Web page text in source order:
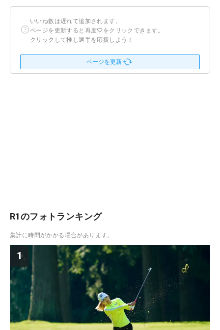
いいね数は遅れて追加されます。
ページを更新すると再度♡をクリックできます。
クリックして推し選手を応援しよう！
ページを更新
R1のフォトランキング
集計に時間がかかる場合があります。
1